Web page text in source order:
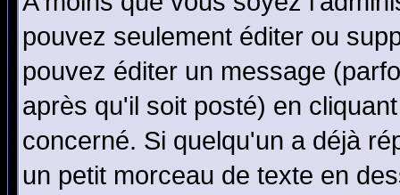
pouvez seulement éditer ou
pouvez éditer un message
après qu'il soit posté) en
concerné. Si quelqu'un a déjà
un petit morceau de texte en